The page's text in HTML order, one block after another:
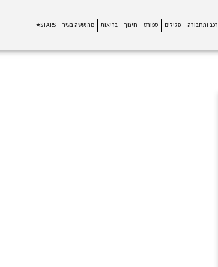
רכב ותחבורה פלילים ספורט חינוך בריאות מהנעשה בעיר STARS⭐